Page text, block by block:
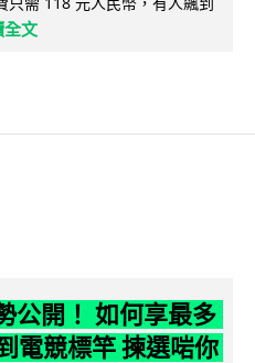
全文
公開！ 如何享最多
電競標竿 揀選啱你